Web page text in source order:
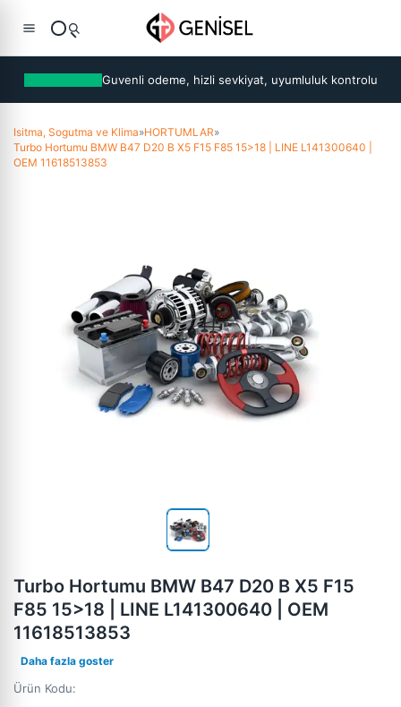
Guvenli odeme, hizli sevkiyat, uyumluluk kontrolu
Isitma, Sogutma ve Klima»HORTUMLAR»
Turbo Hortumu BMW B47 D20 B X5 F15 F85 15>18 | LINE L141300640 |
OEM 11618513853
Turbo Hortumu BMW B47 D20 B X5 F15
F85 15>18 | LINE L141300640 | OEM
11618513853
Daha fazla goster
Ürün Kodu: